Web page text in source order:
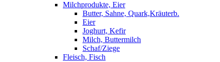
Milchprodukte, Eier
Butter, Sahne, Quark,Kräuterb.
Eier
Joghurt, Kefir
Milch, Buttermilch
Schaf/Ziege
Fleisch, Fisch